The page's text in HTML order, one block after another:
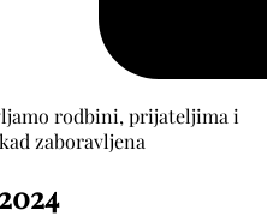
rodbini, prijateljima i
zaboravljena